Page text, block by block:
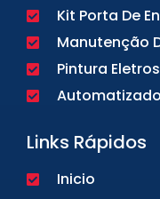
Kit Porta De
Manutenção
Pintura
Links Rápidos
Inicio